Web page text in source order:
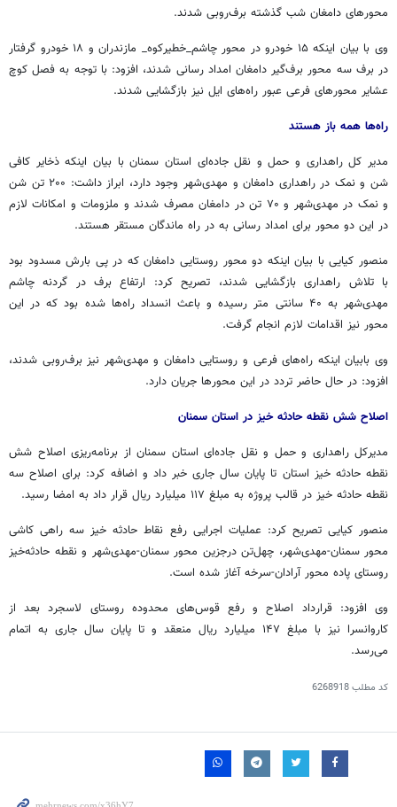
محورهای دامغان شب گذشته برف‌روبی شدند.
وی با بیان اینکه ۱۵ خودرو در محور
چاشم_خطیرکوه_
مازندران و ۱۸ خودرو گرفتار
در برف سه محور برف‌گیر دامغان امداد رسانی شدند، افزود: با توجه به فصل کوچ
عشایر محورهای فرعی عبور راه‌های ایل نیز بازگشایی شدند.
راه‌ها همه باز هستند
مدیر کل راهداری و حمل و نقل جاده‌ای استان سمنان با بیان اینکه ذخایر کافی
شن و نمک در راهداری دامغان و مهدی‌شهر وجود دارد، ابراز داشت: ۲۰۰ تن شن
و نمک در مهدی‌شهر و ۷۰ تن در دامغان مصرف شدند و ملزومات و امکانات لازم
در این دو محور برای امداد رسانی به در راه ماندگان مستقر هستند.
منصور کیایی با بیان اینکه دو محور روستایی دامغان که در پی بارش مسدود بود
با تلاش راهداری بازگشایی شدند، تصریح کرد: ارتفاع برف در گردنه چاشم
مهدی‌شهر به ۴۰ سانتی متر رسیده و باعث انسداد راه‌ها شده بود که در این
محور نیز اقدامات لازم انجام گرفت.
وی بابیان اینکه راه‌های فرعی و روستایی دامغان و مهدی‌شهر نیز برف‌روبی شدند،
افزود: در حال حاضر تردد در این محورها جریان دارد.
اصلاح شش نقطه حادثه خیز در استان سمنان
مدیرکل راهداری و حمل و نقل جاده‌ای استان سمنان از برنامه‌ریزی اصلاح شش
نقطه حادثه خیز استان تا پایان سال جاری خبر داد و اضافه کرد: برای اصلاح سه
نقطه حادثه خیز در قالب پروژه به مبلغ ۱۱۷ میلیارد ریال قرار داد به امضا رسید.
منصور کیایی تصریح کرد: عملیات اجرایی رفع نقاط حادثه خیز سه راهی کاشی
محور سمنان-مهدی‌شهر، چهل‌تندرجزین محور سمنان-مهدی‌شهر و نقطه حادثه‌خیز
روستای پاده محور آرادان-سرخه آغاز شده است.
وی افزود: قرارداد اصلاح و رفع قوس‌های محدوده روستای لاسجردبعد از
کاروانسرا نیز با مبلغ ۱۴۷ میلیارد ریال منعقد و تا پایان سال جاری به اتمام
می‌رسد.
کد مطلب6268918